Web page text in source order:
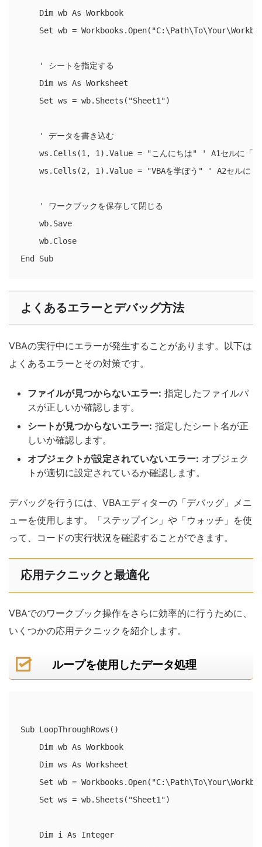
    Dim wb As Workbook
Set wb =
    ' シートを指定する
    Dim ws As Worksheet
    Set ws = wb.Sheets("Sheet1")
    ' データを書き込む
ws.Cells(1, 1).Value = "こんにちは" ' A1セルに「こ
ws.Cells(2, 1).Value = "VBAを学ぼう" ' A2セルに「
    ' ワークブックを保存して閉じる
    wb.Save
    wb.Close
よくあるエラーとデバッグ方法
VBAの実行中にエラーが発生することがあります。以下は
よくあるエラーとその対策です。
ファイルが見つからないエラー: 指定したファイルパ
スが正しいか確認します。
シートが見つからないエラー: 指定したシート名が正
しいか確認します。
オブジェクトが設定されていないエラー: オブジェク
トが適切に設定されているか確認します。
デバッグを行うには、VBAエディターの「デバッグ」メニ
ューを使用します。「ステップイン」や「ウォッチ」を使
って、コードの実行状況を確認することができます。
応用テクニックと最適化
VBAでのワークブック操作をさらに効率的に行うために、
いくつかの応用テクニックを紹介します。
ループを使用したデータ処理
Sub LoopThroughRows()
    Dim wb As Workbook
    Dim ws As Worksheet
Set wb =
    Set ws = wb.Sheets("Sheet1")
    Dim i As Integer